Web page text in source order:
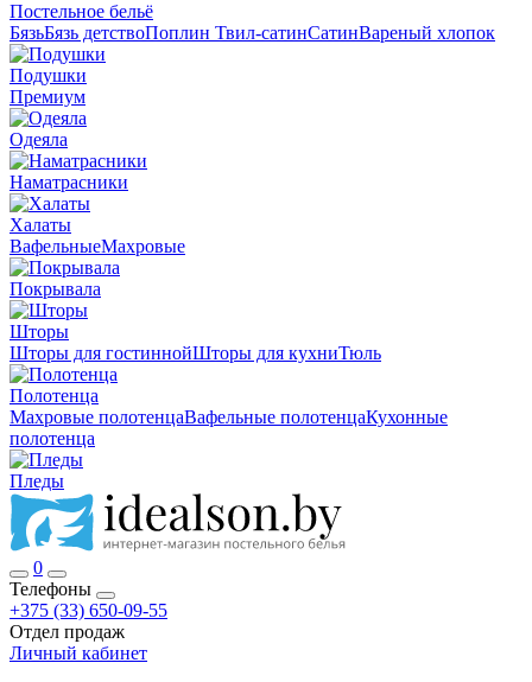
Постельное бельё
БязьБязь детствоПоплин Твил-сатинСатинВареный хлопок
Подушки
Премиум
Одеяла
Наматрасники
Халаты
ВафельныеМахровые
Покрывала
Шторы
Шторы для гостиннойШторы для кухниТюль
Полотенца
Махровые полотенцаВафельные полотенцаКухонные
полотенца
Пледы
0
Телефоны
+375 (33) 650-09-55
Отдел продаж
Личный кабинет